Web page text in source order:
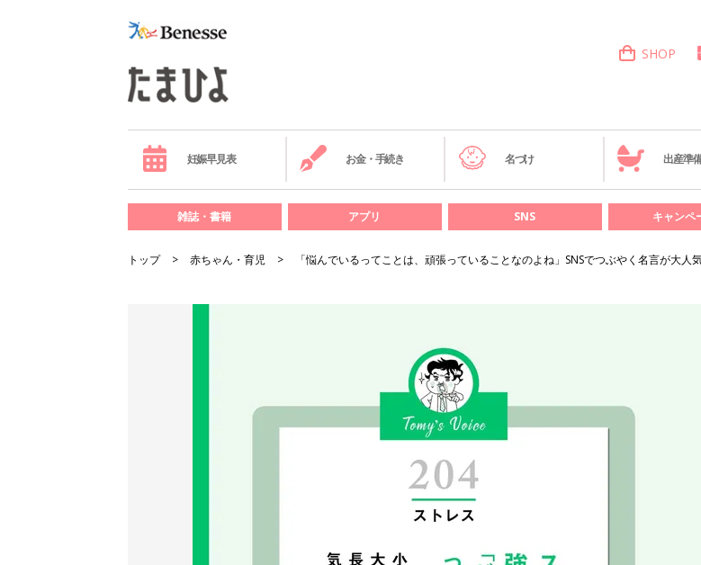
SHOP
妊娠早見表 お金・手続き 名づけ 出産準
雑誌・書籍 アプリ SNS キャンペ
トップ 赤ちゃん・育児 「悩んでいるってことは、頑張っていることなのよね」SNSでつぶやく名言が大